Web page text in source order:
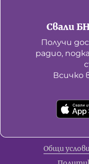
Свали
Получи
радио,
Всичко
Общи